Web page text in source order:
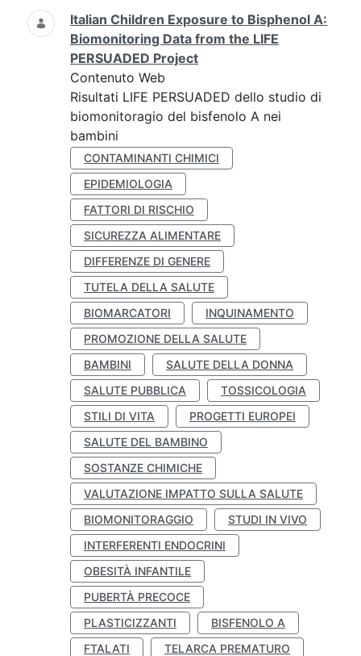
Ricerca
Italian Children Exposure to Bisphenol A:
Biomonitoring Data from the LIFE
PERSUADED Project
Contenuto Web
Risultati LIFE PERSUADED dello studio di
biomonitoragio del bisfenolo A nei
bambini
CONTAMINANTI CHIMICI
EPIDEMIOLOGIA
FATTORI DI RISCHIO
SICUREZZA ALIMENTARE
DIFFERENZE DI GENERE
TUTELA DELLA SALUTE
BIOMARCATORI
INQUINAMENTO
PROMOZIONE DELLA SALUTE
BAMBINI
SALUTE DELLA DONNA
SALUTE PUBBLICA
TOSSICOLOGIA
STILI DI VITA
PROGETTI EUROPEI
SALUTE DEL BAMBINO
SOSTANZE CHIMICHE
VALUTAZIONE IMPATTO SULLA SALUTE
BIOMONITORAGGIO
STUDI IN VIVO
INTERFERENTI ENDOCRINI
OBESITÀ INFANTILE
PUBERTÀ PRECOCE
PLASTICIZZANTI
BISFENOLO A
FTALATI
TELARCA PREMATURO